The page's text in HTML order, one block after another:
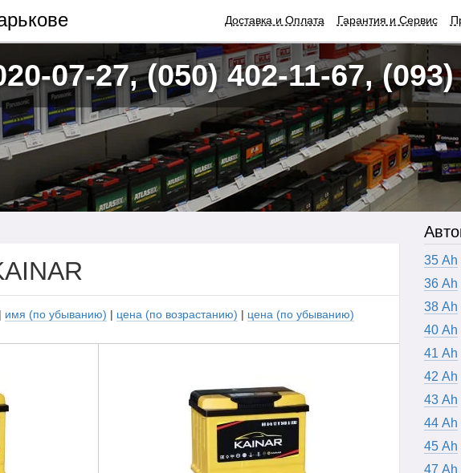
07-27, (050) 402-11-67,
| имя (по убыванию) | цена (по возрастанию) | цена (по убыванию)
35 Ah
36 Ah
38 Ah
40 Ah
41 Ah
42 Ah
43 Ah
44 Ah
45 Ah
47 Ah
Доставка и Оплата Гарантия и Сервис